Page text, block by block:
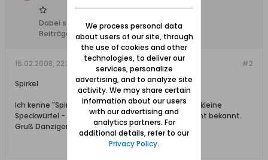
Dabei seit:
10.02.2008
Beiträge:
55
#2
15.02.2008, 22:36
Spirkel
Ich kenne "Spirkel" als in der Pfanne ausgelassene kleine
Speckwürfel - fetter Speck. Bauchspeck ist mir nicht bekannt.
Gruß Danziger Klaus
We process personal data
about users of our site, through
the use of cookies and other
technologies, to deliver our
services, personalize
advertising, and to analyze site
activity. We may share certain
information about our users
with our advertising and
analytics partners. For
additional details, refer to our
Privacy Policy.